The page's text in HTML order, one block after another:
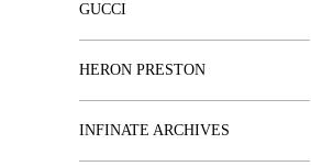
GUCCI
HERON PRESTON
INFINATE ARCHIVES